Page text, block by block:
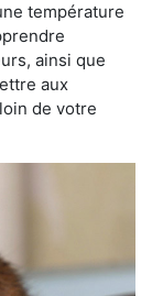
température
ainsi que
aux
de votre